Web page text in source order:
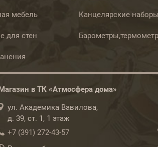
мебель
для стен
Канцелярские наборы
в ТК «Атмосфера дома»
ул. Академика Вавилова,
д. 39, ст. 1, 1 этаж
+7 (391) 272-43-57